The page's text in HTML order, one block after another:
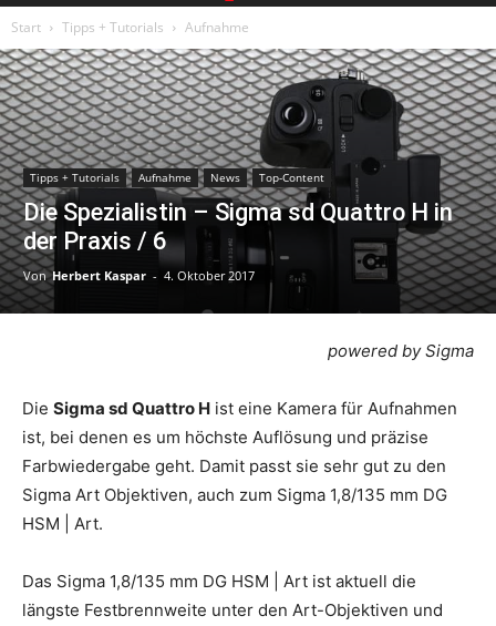
Start Tipps + Tutorials Aufnahme
Tipps + Tutorials Aufnahme News Top-Content
Die Spezialistin – Sigma sd Quattro H in
der Praxis / 6
Von Herbert Kaspar - 4. Oktober 2017
powered by Sigma
Die Sigma sd Quattro H ist eine Kamera für Aufnahmen
ist, bei denen es um höchste Auflösung und präzise
Farbwiedergabe geht. Damit passt sie sehr gut zu den
Sigma Art Objektiven, auch zum Sigma 1,8/135 mm DG
HSM | Art.
Das Sigma 1,8/135 mm DG HSM | Art ist aktuell die
längste Festbrennweite unter den Art-Objektiven und